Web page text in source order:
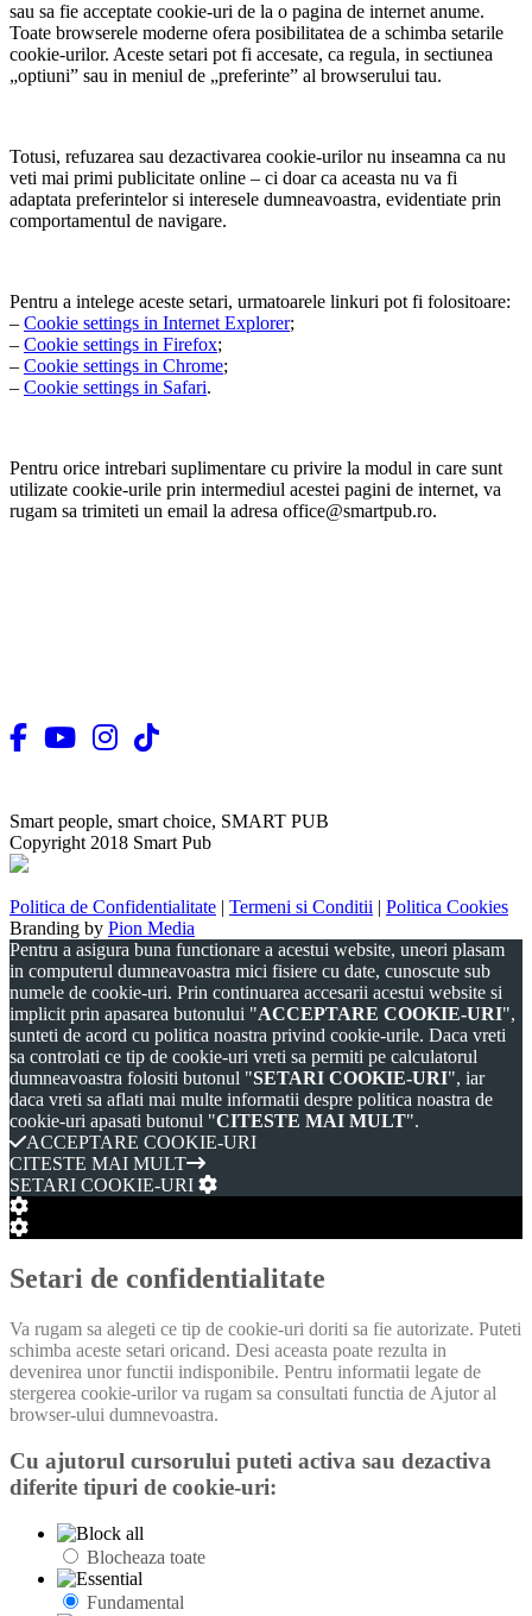
sau sa fie acceptate cookie-uri de la o pagina de internet anume.
Toate browserele moderne ofera posibilitatea de a schimba setarile
cookie-urilor. Aceste setari pot fi accesate, ca regula, in sectiunea
„optiuni” sau in meniul de „preferinte” al browserului tau.
Totusi, refuzarea sau dezactivarea cookie-urilor nu inseamna ca nu
veti mai primi publicitate online – ci doar ca aceasta nu va fi
adaptata preferintelor si interesele dumneavoastra, evidentiate prin
comportamentul de navigare.
Pentru a intelege aceste setari, urmatoarele linkuri pot fi folositoare:
– Cookie settings in Internet Explorer;
– Cookie settings in Firefox;
– Cookie settings in Chrome;
– Cookie settings in Safari.
Pentru orice intrebari suplimentare cu privire la modul in care sunt
utilizate cookie-urile prin intermediul acestei pagini de internet, va
rugam sa trimiteti un email la adresa office@smartpub.ro.
Smart people, smart choice, SMART PUB
Copyright 2018 Smart Pub
Politica de Confidentialitate | Termeni si Conditii | Politica Cookies
Branding by Pion Media
Pentru a asigura buna functionare a acestui website, uneori plasam
in computerul dumneavoastra mici fisiere cu date, cunoscute sub
numele de cookie-uri. Prin continuarea accesarii acestui website si
implicit prin apasarea butonului "ACCEPTARE COOKIE-URI",
sunteti de acord cu politica noastra privind cookie-urile. Daca vreti
sa controlati ce tip de cookie-uri vreti sa permiti pe calculatorul
dumneavoastra folositi butonul "SETARI COOKIE-URI", iar
daca vreti sa aflati mai multe informatii despre politica noastra de
cookie-uri apasati butonul "CITESTE MAI MULT".
ACCEPTARE COOKIE-URI
CITESTE MAI MULT
SETARI COOKIE-URI
Setări cookie box
Setări cookie box
Setari de confidentialitate
Va rugam sa alegeti ce tip de cookie-uri doriti sa fie autorizate. Puteti
schimba aceste setari oricand. Desi aceasta poate rezulta in
devenirea unor functii indisponibile. Pentru informatii legate de
stergerea cookie-urilor va rugam sa consultati functia de Ajutor al
browser-ului dumnevoastra.
Cu ajutorul cursorului puteti activa sau dezactiva
diferite tipuri de cookie-uri:
Blocheaza toate
Fundamental